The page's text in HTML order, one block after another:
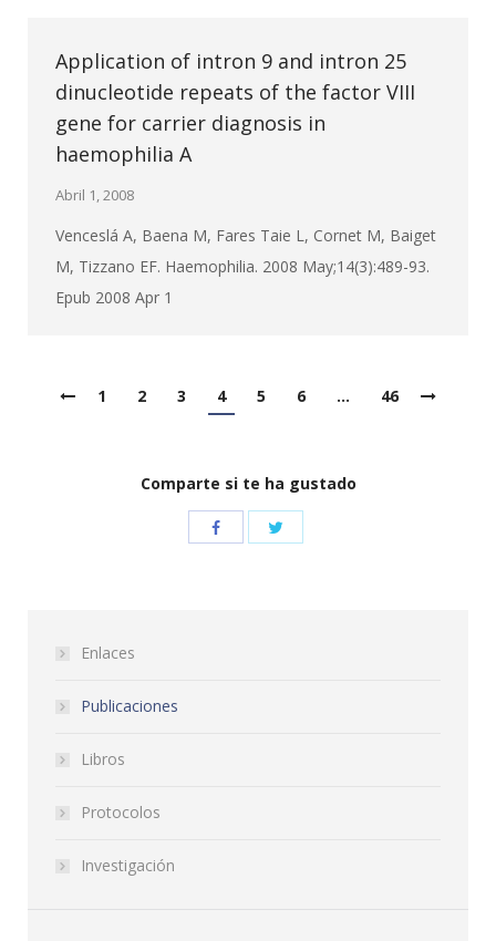
Application of intron 9 and intron 25
dinucleotide repeats of the factor VIII
gene for carrier diagnosis in
haemophilia A
Abril 1, 2008
Venceslá A, Baena M, Fares Taie L, Cornet M, Baiget
M, Tizzano EF. Haemophilia. 2008 May;14(3):489-93.
Epub 2008 Apr 1
1 2 3 4 5 6 … 46
Comparte si te ha gustado
Enlaces
Publicaciones
Libros
Protocolos
Investigación